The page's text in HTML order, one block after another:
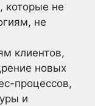
которые не
не
клиентов,
новых
процессов,
и